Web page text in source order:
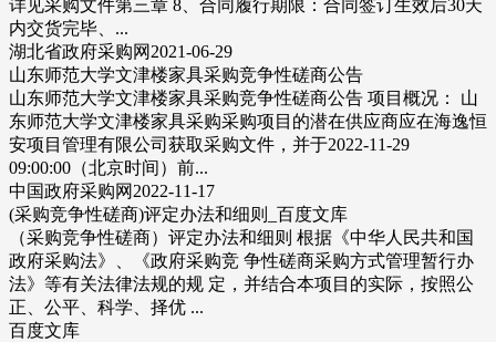
详见采购文件第三章 8、合同履行期限：合同签订生效后30天
内交货完毕、...
湖北省政府采购网2021-06-29
山东师范大学文津楼家具采购竞争性磋商公告
山东师范大学文津楼家具采购竞争性磋商公告 项目概况： 山
东师范大学文津楼家具采购采购项目的潜在供应商应在海逸恒
安项目管理有限公司获取采购文件，并于2022-11-29
09:00:00（北京时间）前...
中国政府采购网2022-11-17
(采购竞争性磋商)评定办法和细则_百度文库
（采购竞争性磋商）评定办法和细则 根据《中华人民共和国
政府采购法》、《政府采购竞 争性磋商采购方式管理暂行办
法》等有关法律法规的规 定，并结合本项目的实际，按照公
正、公平、科学、择优 ...
百度文库